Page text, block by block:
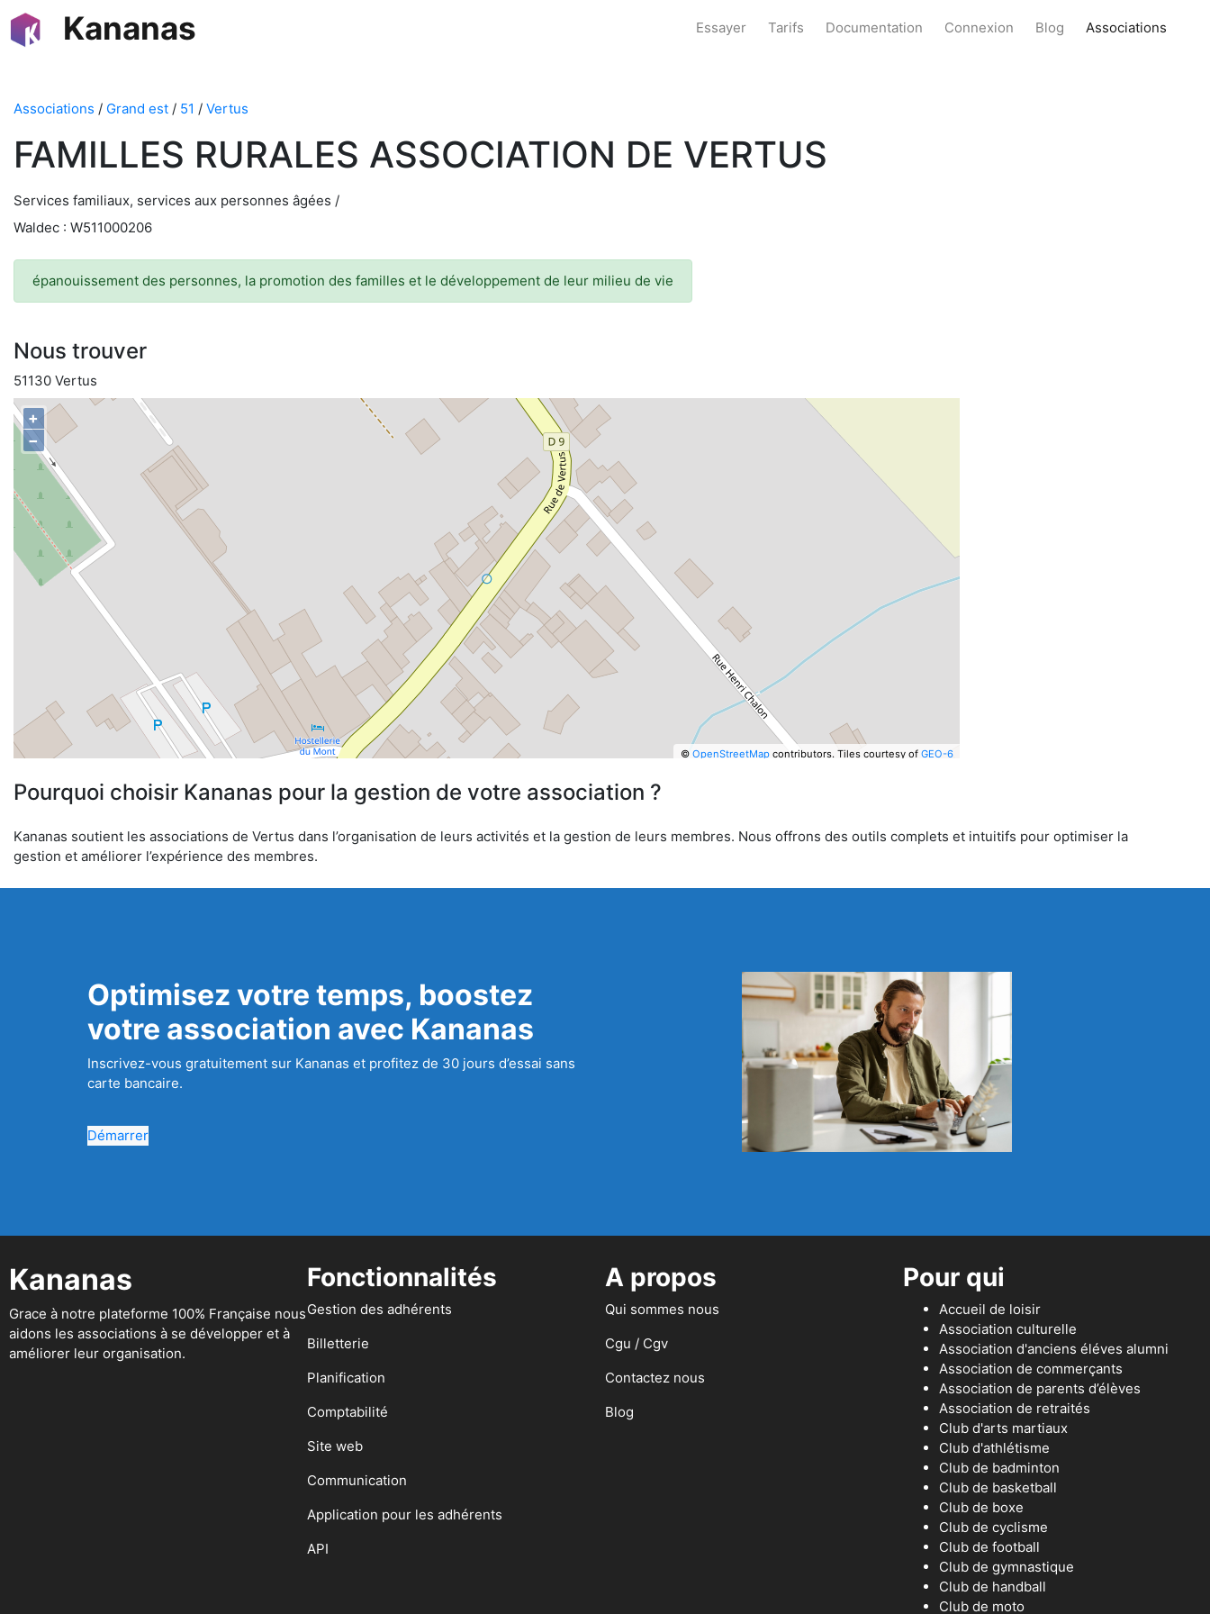
Kananas Essayer Tarifs Documentation Connexion Blog Associations
Associations / Grand est / 51 / Vertus
FAMILLES RURALES ASSOCIATION DE VERTUS
Services familiaux, services aux personnes âgées /
Waldec : W511000206
épanouissement des personnes, la promotion des familles et le développement de leur milieu de vie
Nous trouver
51130 Vertus
+
−
© OpenStreetMapcontributors. Tiles courtesy of GEO-6
Pourquoi choisir Kananas pour la gestion de votre association ?
Kananas soutient les associations de Vertus dans l’organisation de leurs activités et la gestion de leurs membres. Nous offrons des outils complets et intuitifs pour optimiser la
gestion et améliorer l’expérience des membres.
Optimisez votre temps, boostez
votre association avec Kananas
Inscrivez-vous gratuitement sur Kananas et profitez de 30 jours d’essai sans
carte bancaire.
Démarrer
Kananas
Grace à notre plateforme 100% Française nous
aidons les associations à se développer et à
améliorer leur organisation.
Fonctionnalités
Gestion des adhérents
Billetterie
Planification
Comptabilité
Site web
Communication
Application pour les adhérents
API
A propos
Qui sommes nous
Cgu / Cgv
Contactez nous
Blog
Pour qui
Accueil de loisir
Association culturelle
Association d'anciens éléves alumni
Association de commerçants
Association de parents d’élèves
Association de retraités
Club d'arts martiaux
Club d'athlétisme
Club de badminton
Club de basketball
Club de boxe
Club de cyclisme
Club de football
Club de gymnastique
Club de handball
Club de moto